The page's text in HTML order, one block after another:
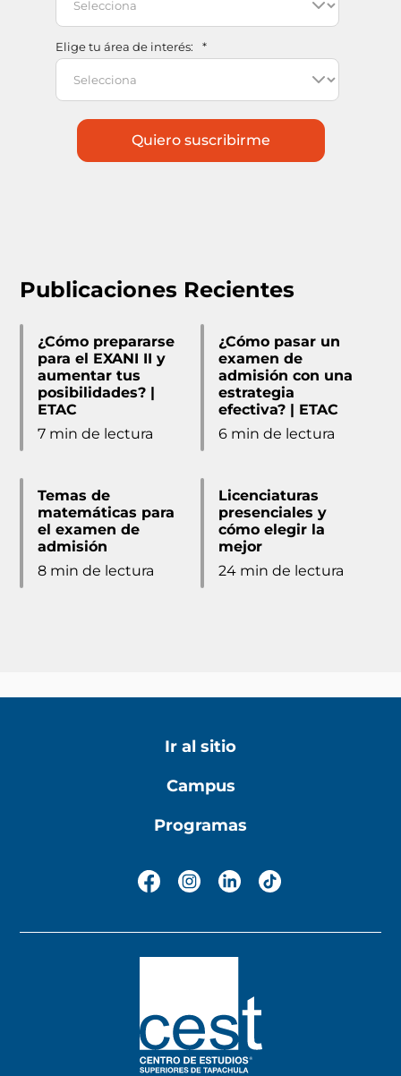
Elige tu área de interés: *
Publicaciones Recientes
¿Cómo prepararse
para el EXANI II y
aumentar tus
posibilidades? |
ETAC
7 min de lectura
¿Cómo pasar un
examen de
admisión con una
estrategia
efectiva? | ETAC
6 min de lectura
Temas de
matemáticas para
el examen de
admisión
8 min de lectura
Licenciaturas
presenciales y
cómo elegir la
mejor
24 min de lectura
Ir al sitio
Campus
Programas